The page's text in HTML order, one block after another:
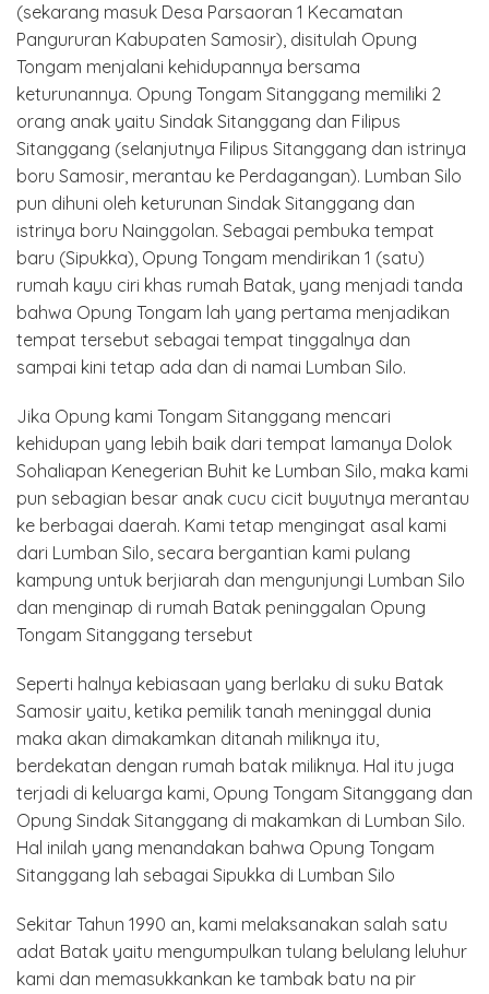
(sekarang masuk Desa Parsaoran 1 Kecamatan
Pangururan Kabupaten Samosir), disitulah Opung
Tongam menjalani kehidupannya bersama
keturunannya. Opung Tongam Sitanggang memiliki 2
orang anak yaitu Sindak Sitanggang dan Filipus
Sitanggang (selanjutnya Filipus Sitanggang dan istrinya
boru Samosir, merantau ke Perdagangan). Lumban Silo
pun dihuni oleh keturunan Sindak Sitanggang dan
istrinya boru Nainggolan. Sebagai pembuka tempat
baru (Sipukka), Opung Tongam mendirikan 1 (satu)
rumah kayu ciri khas rumah Batak, yang menjadi tanda
bahwa Opung Tongam lah yang pertama menjadikan
tempat tersebut sebagai tempat tinggalnya dan
sampai kini tetap ada dan di namai Lumban Silo.
Jika Opung kami Tongam Sitanggang mencari
kehidupan yang lebih baik dari tempat lamanya Dolok
Sohaliapan Kenegerian Buhit ke Lumban Silo, maka kami
pun sebagian besar anak cucu cicit buyutnya merantau
ke berbagai daerah. Kami tetap mengingat asal kami
dari Lumban Silo, secara bergantian kami pulang
kampung untuk berjiarah dan mengunjungi Lumban Silo
dan menginap di rumah Batak peninggalan Opung
Tongam Sitanggang tersebut
Seperti halnya kebiasaan yang berlaku di suku Batak
Samosir yaitu, ketika pemilik tanah meninggal dunia
maka akan dimakamkan ditanah miliknya itu,
berdekatan dengan rumah batak miliknya. Hal itu juga
terjadi di keluarga kami, Opung Tongam Sitanggang dan
Opung Sindak Sitanggang di makamkan di Lumban Silo.
Hal inilah yang menandakan bahwa Opung Tongam
Sitanggang lah sebagai Sipukka di Lumban Silo
Sekitar Tahun 1990 an, kami melaksanakan salah satu
adat Batak yaitu mengumpulkan tulang belulang leluhur
kami dan memasukkankan ke tambak batu na pir